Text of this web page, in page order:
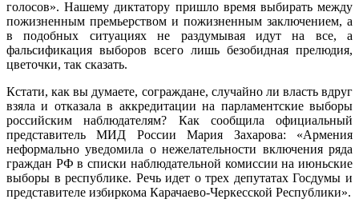
голосов». Нашему диктатору пришло время выбирать между
пожизненным премьерством и пожизненным заключением, а
в подобных ситуациях не раздумывая идут на все, а
фальсификация выборов всего лишь безобидная прелюдия,
цветочки, так сказать.
Кстати, как вы думаете, сограждане, случайно ли власть вдруг
взяла и отказала в аккредитации на парламентские выборы
российским наблюдателям? Как сообщила официальный
представитель МИД России Мария Захарова: «Армения
неформально уведомила о нежелательности включения ряда
граждан РФ в списки наблюдательной комиссии на июньские
выборы в республике. Речь идет о трех депутатах Госдумы и
представителе избиркома Карачаево-Черкесской Республики».